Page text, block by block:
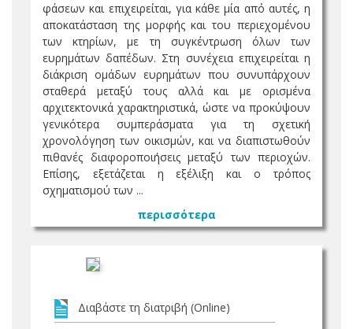
φάσεων και επιχειρείται, για κάθε μία από αυτές, η
αποκατάσταση της μορφής και του περιεχομένου
των κτηρίων, με τη συγκέντρωση όλων των
ευρημάτων δαπέδων. Στη συνέχεια επιχειρείται η
διάκριση ομάδων ευρημάτων που συνυπάρχουν
σταθερά μεταξύ τους αλλά και με ορισμένα
αρχιτεκτονικά χαρακτηριστικά, ώστε να προκύψουν
γενικότερα συμπεράσματα για τη σχετική
χρονολόγηση των οικισμών, και να διαπιστωθούν
πιθανές διαφοροποιήσεις μεταξύ των περιοχών.
Επίσης, εξετάζεται η εξέλιξη και ο τρόπος
σχηματισμού των ...
περισσότερα
Διαβάστε τη διατριβή (Online)